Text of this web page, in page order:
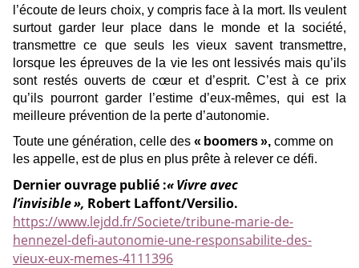
l’écoute de leurs choix, y compris face à la mort. Ils veulent
surtout garder leur place dans le monde et la société,
transmettre ce que seuls les vieux savent transmettre,
lorsque les épreuves de la vie les ont lessivés mais qu’ils
sont restés ouverts de cœur et d’esprit. C’est à ce prix
qu’ils pourront garder l’estime d’eux-mêmes, qui est la
meilleure prévention de la perte d’autonomie.
Toute une génération, celle des « boomers », comme on
les appelle, est de plus en plus prête à relever ce défi.
Dernier ouvrage publié :«Vivre avec
l’invisible», Robert Laffont/Versilio.
https://www.lejdd.fr/Societe/tribune-marie-de-
hennezel-defi-autonomie-une-responsabilite-des-
vieux-eux-memes-4111396